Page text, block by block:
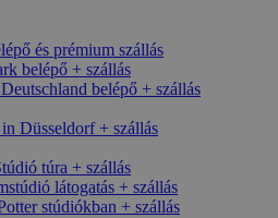
és prémium szállás
belépő + szállás
belépő + szállás
Düsseldorf + szállás
túra + szállás
látogatás + szállás
stúdiókban + szállás